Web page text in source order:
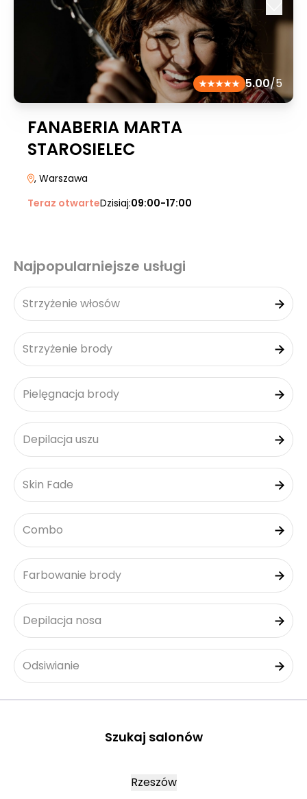
5.00/5
FANABERIA MARTA
STAROSIELEC
, Warszawa
Teraz otwarteDzisiaj:09:00-17:00
Najpopularniejsze usługi
Strzyżenie włosów
Strzyżenie brody
Pielęgnacja brody
Depilacja uszu
Skin Fade
Combo
Farbowanie brody
Depilacja nosa
Odsiwianie
Szukaj salonów
Rzeszów